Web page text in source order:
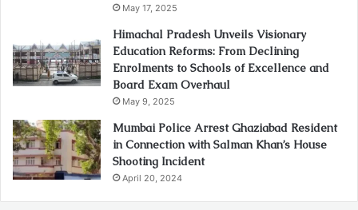
May 17, 2025
Himachal Pradesh Unveils Visionary
Education Reforms: From Declining
Enrolments to Schools of Excellence and
Board Exam Overhaul
May 9, 2025
Mumbai Police Arrest Ghaziabad Resident
in Connection with Salman Khan’s House
Shooting Incident
April 20, 2024